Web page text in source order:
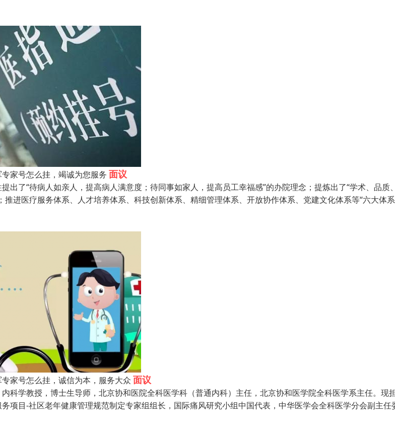
家号怎么挂，竭诚为您服务 面议
出了“待病人如亲人，提高病人满意度；待同事如家人，提高员工幸福感”的办院理念；提炼出了“学术、品质
推进医疗服务体系、人才培养体系、科技创新体系、精细管理体系、开放协作体系、党建文化体系等“六大体系
家号怎么挂，诚信为本，服务大众 面议
科学教授，博士生导师，北京协和医院全科医学科（普通内科）主任，北京协和医学院全科医学系主任。现
项目-社区老年健康管理规范制定专家组组长，国际痛风研究小组中国代表，中华医学会全科医学分会副主任